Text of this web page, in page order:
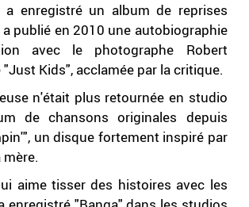
a enregistré un album de reprises
publié en 2010 une autobiographie
avec le photographe Robert
Kids", acclamée par la critique.
n'était plus retournée en studio
de chansons originales depuis
un disque fortement inspiré par
mère.
aime tisser des histoires avec les